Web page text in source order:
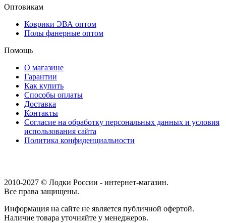
Оптовикам
Коврики ЭВА оптом
Полы фанерные оптом
Помощь
О магазине
Гарантии
Как купить
Способы оплаты
Доставка
Контакты
Согласие на обработку персональных данных и условия
использования сайта
Политика конфиденциальности
2010-2027 © Лодки России - интернет-магазин.
Все права защищены.
Информация на сайте не является публичной офертой.
Наличие товара уточняйте у менеджеров.